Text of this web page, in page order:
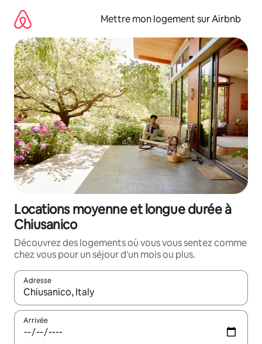
directement
contenu
Mettre mon logement sur Airbnb
Locations moyenne et longue durée à
Chiusanico
Découvrez des logements où vous vous sentez comme
chez vous pour un séjour d'un mois ou plus.
Adresse
Lorsque les résultats s'affichent, utilisez les flèches vers le
Arrivée